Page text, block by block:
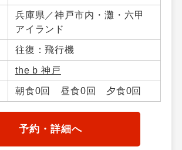
兵庫県／神戸市内・灘・六甲
アイランド
往復：飛行機
the b 神戸
朝食0回 昼食0回 夕食0回
予約・詳細へ